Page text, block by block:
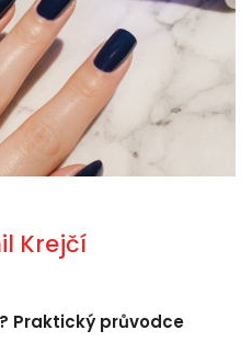
Krejčí
Praktický průvodce